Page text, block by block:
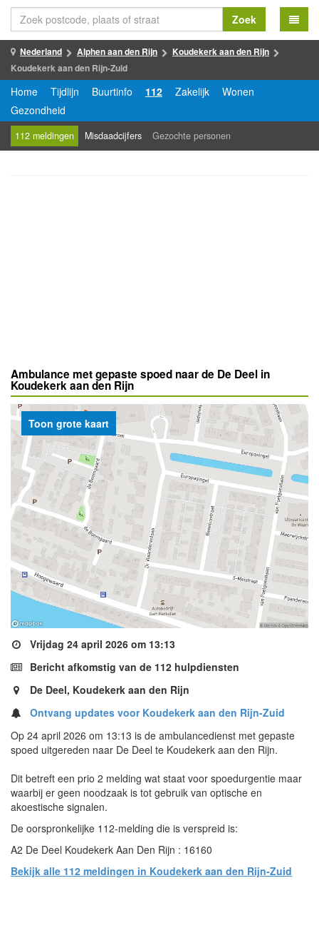
Zoek
Nederland Alphen aan den Rijn
Koudekerk aan den Rijn
Koudekerk aan den Rijn-Zuid
Home Tijdlijn Buurtinfo 112 Zakelijk
Wonen
Gezondheid
112 meldingen Misdaadcijfers Gezochte personen
Ambulance met gepaste spoed naar de De Deel in
Koudekerk aan den Rijn
Vrijdag 24 april 2026 om 13:13
Bericht afkomstig van de 112 hulpdiensten
De Deel, Koudekerk aan den Rijn
Ontvang updates voor Koudekerk aan den Rijn-Zuid
Op 24 april 2026 om 13:13 is de ambulancedienst met gepaste
spoed uitgereden naar De Deel te Koudekerk aan den Rijn.
Dit betreft een prio 2 melding wat staat voor spoedurgentie maar
waarbij er geen noodzaak is tot gebruik van optische en
akoestische signalen.
De oorspronkelijke 112-melding die is verspreid is:
A2 De Deel Koudekerk Aan Den Rijn : 16160
Bekijk alle 112 meldingen in Koudekerk aan den Rijn-Zuid
Toon grote kaart